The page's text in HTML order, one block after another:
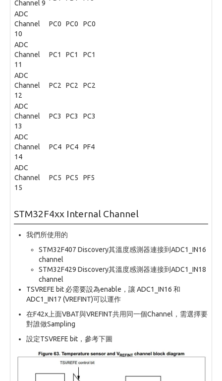
Channel 9
ADC
Channel
10
PC0 PC0 PC0
ADC
Channel
11
PC1 PC1 PC1
ADC
Channel
12
PC2 PC2 PC2
ADC
Channel
13
PC3 PC3 PC3
ADC
Channel
14
PC4 PC4 PF4
ADC
Channel
15
PC5 PC5 PF5
STM32F4xx Internal Channel
我們所使用的
STM32F407 Discovery其溫度感測器連接到ADC1_IN16
channel
STM32F429 Discovery其溫度感測器連接到ADC1_IN18
channel
TSVREFE bit 必需要設為enable，讓 ADC1_IN16 和
ADC1_IN17 (VREFINT)可以運作
在F42x上面VBAT與VREFINT共用同一個Channel，需選擇要
對誰做Sampling
設定TSVREFE bit，參考下圖